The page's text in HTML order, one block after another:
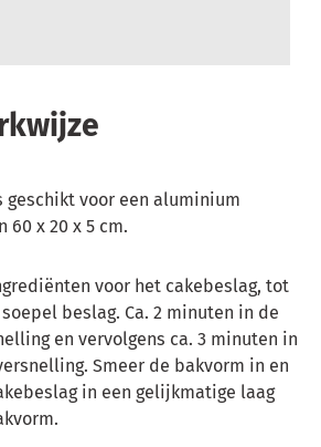
geschikt voor een aluminium
60 x 20 x 5 cm.
voor het cakebeslag, tot
beslag. Ca. 2 minuten in de
en vervolgens ca. 3 minuten in
Smeer de bakvorm in en
in een gelijkmatige laag